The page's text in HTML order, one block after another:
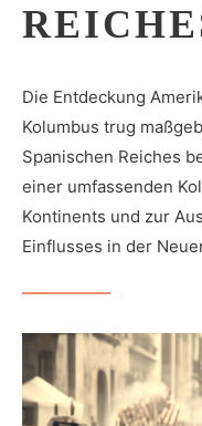
Die Entdeckung
Kolumbus trug
Spanischen Reiches
einer umfassenden
Kontinents und zur
Einflusses in der